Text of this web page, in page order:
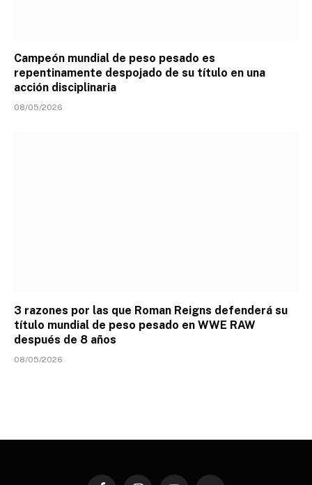
Campeón mundial de peso pesado es
repentinamente despojado de su título en una
acción disciplinaria
08/05/2026
3 razones por las que Roman Reigns defenderá su
título mundial de peso pesado en WWE RAW
después de 8 años
08/05/2026